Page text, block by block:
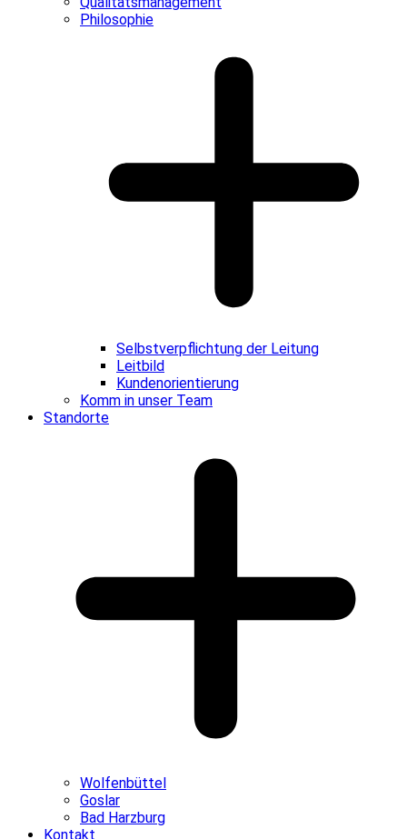
Philosophie
Selbstverpflichtung der Leitung
Leitbild
Kundenorientierung
Komm in unser Team
Standorte
Wolfenbüttel
Goslar
Bad Harzburg
Kontakt